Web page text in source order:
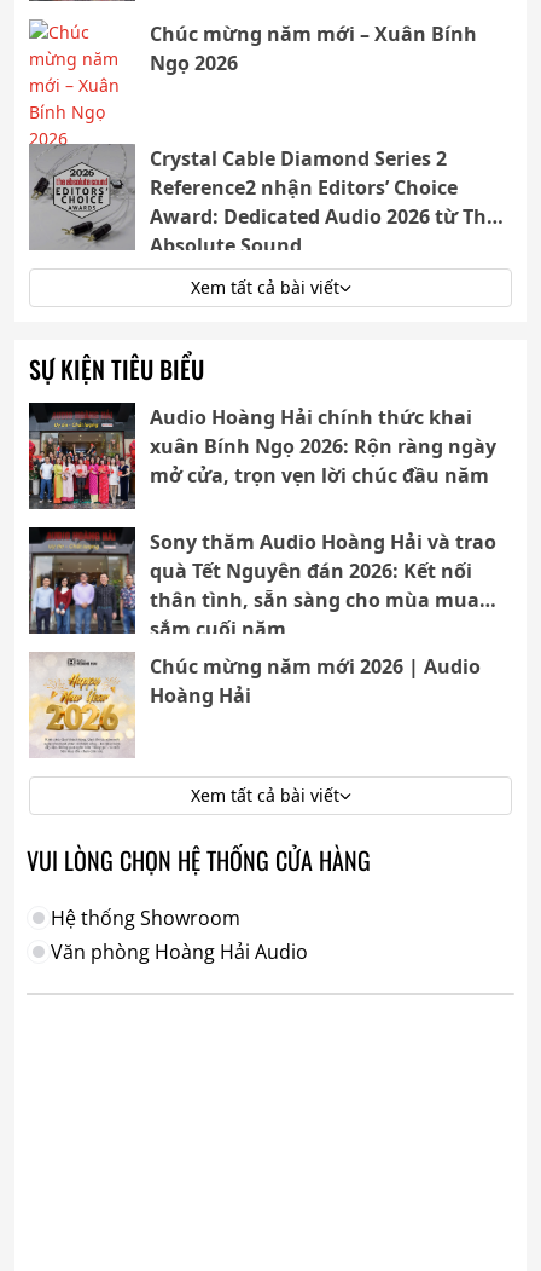
Chúc mừng năm mới – Xuân Bính
Ngọ 2026
Crystal Cable Diamond Series 2
Reference2 nhận Editors’ Choice
Award: Dedicated Audio 2026 từ The
Absolute Sound
Xem tất cả bài viết
SỰ KIỆN TIÊU BIỂU
Audio Hoàng Hải chính thức khai
xuân Bính Ngọ 2026: Rộn ràng ngày
mở cửa, trọn vẹn lời chúc đầu năm
Sony thăm Audio Hoàng Hải và trao
quà Tết Nguyên đán 2026: Kết nối
thân tình, sẵn sàng cho mùa mua
sắm cuối năm
Chúc mừng năm mới 2026 | Audio
Hoàng Hải
Xem tất cả bài viết
VUI LÒNG CHỌN HỆ THỐNG CỬA HÀNG
Hệ thống Showroom
Văn phòng Hoàng Hải Audio